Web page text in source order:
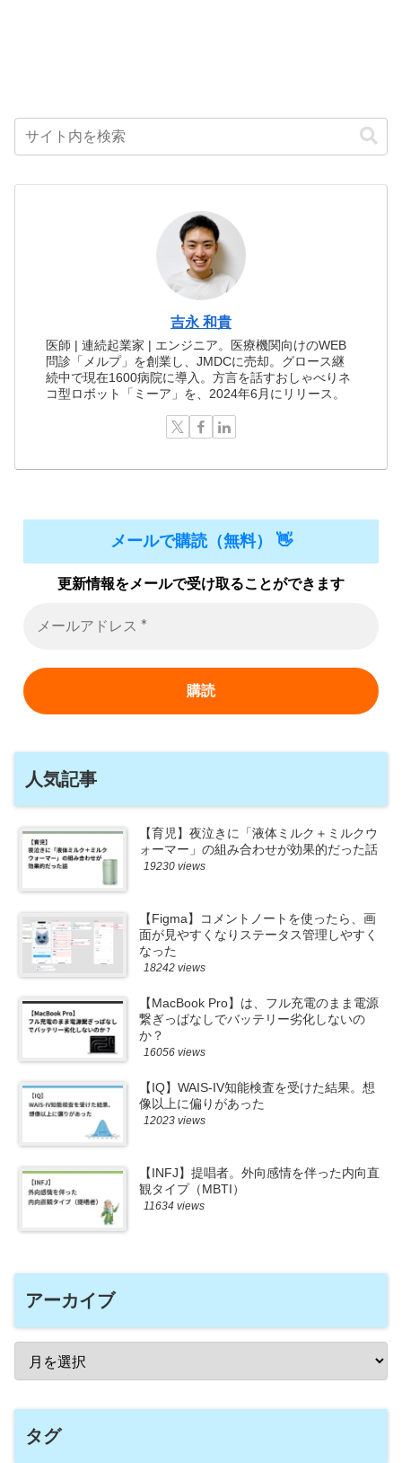
吉永 和貴
医師 | 連続起業家 | エンジニア。医療機関向けのWEB
問診「メルプ」を創業し、JMDCに売却。グロース継
続中で現在1600病院に導入。方言を話すおしゃべりネ
コ型ロボット「ミーア」を、2024年6月にリリース。
メールで購読（無料） 👋
更新情報をメールで受け取ることができます
人気記事
【育児】夜泣きに「液体ミルク＋ミルクウ
ォーマー」の組み合わせが効果的だった話
19230 views
【Figma】コメントノートを使ったら、画
面が見やすくなりステータス管理しやすく
なった
18242 views
【MacBook Pro】は、フル充電のまま電源
繋ぎっぱなしでバッテリー劣化しないの
か？
16056 views
【IQ】WAIS-IV知能検査を受けた結果。想
像以上に偏りがあった
12023 views
【INFJ】提唱者。外向感情を伴った内向直
観タイプ（MBTI）
11634 views
アーカイブ
タグ